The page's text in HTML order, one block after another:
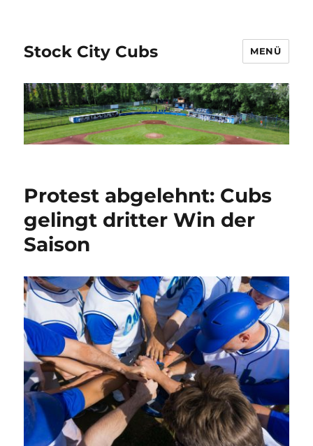
Stock City Cubs MENÜ
Protest abgelehnt: Cubs
gelingt dritter Win der
Saison